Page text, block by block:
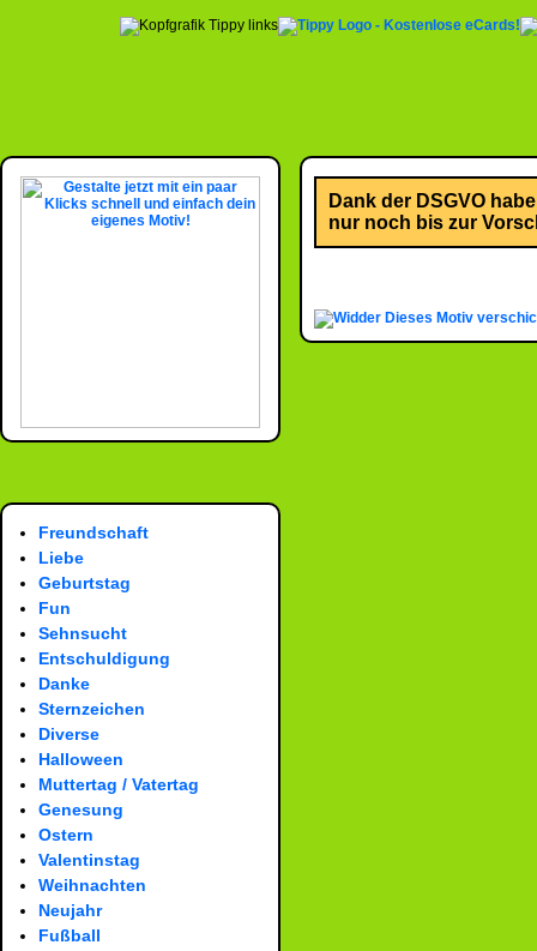
Freundschaft
Liebe
Geburtstag
Fun
Sehnsucht
Entschuldigung
Danke
Sternzeichen
Diverse
Halloween
Muttertag / Vatertag
Genesung
Ostern
Valentinstag
Weihnachten
Neujahr
Fußball
Dank der DSGVO
nur noch bis zur
Dieses Motiv